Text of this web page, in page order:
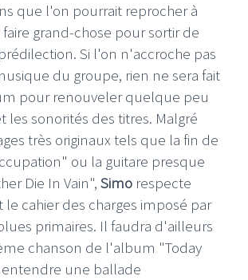
que l'on pourrait reprocher à
grand-chose pour sortir de
Si l'on n'accroche pas
du groupe, rien ne sera fait
pour renouveler quelque peu
les sonorités des titres. Malgré
très originaux tels que la fin de
ou la guitare presque
Die In Vain", Simo respecte
cahier des charges imposé par
primaires. Il faudra d'ailleurs
chanson de l'album "Today
une ballade